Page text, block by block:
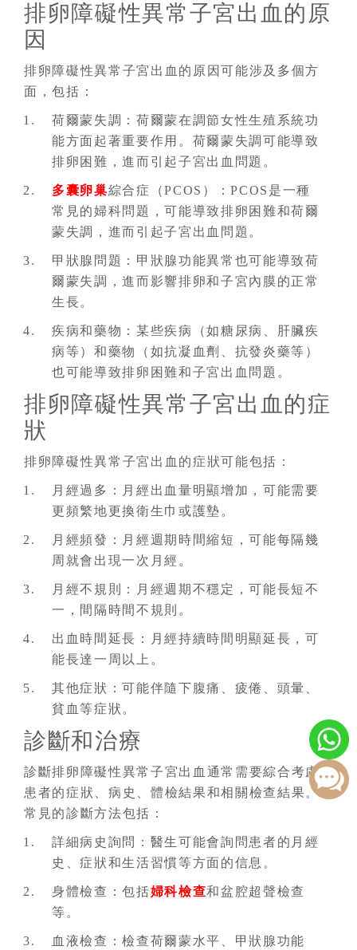
排卵障礙性異常子宮出血的原
因
排卵障礙性異常子宮出血的原因可能涉及多個方
面，包括：
荷爾蒙失調：荷爾蒙在調節女性生殖系統功
能方面起著重要作用。荷爾蒙失調可能導致
排卵困難，進而引起子宮出血問題。
多囊卵巢綜合症（PCOS）：PCOS是一種
常見的婦科問題，可能導致排卵困難和荷爾
蒙失調，進而引起子宮出血問題。
甲狀腺問題：甲狀腺功能異常也可能導致荷
爾蒙失調，進而影響排卵和子宮內膜的正常
生長。
疾病和藥物：某些疾病（如糖尿病、肝臟疾
病等）和藥物（如抗凝血劑、抗發炎藥等）
也可能導致排卵困難和子宮出血問題。
排卵障礙性異常子宮出血的症
狀
排卵障礙性異常子宮出血的症狀可能包括：
月經過多：月經出血量明顯增加，可能需要
更頻繁地更換衛生巾或護墊。
月經頻發：月經週期時間縮短，可能每隔幾
周就會出現一次月經。
月經不規則：月經週期不穩定，可能長短不
一，間隔時間不規則。
出血時間延長：月經持續時間明顯延長，可
能長達一周以上。
其他症狀：可能伴隨下腹痛、疲倦、頭暈、
貧血等症狀。
診斷和治療
診斷排卵障礙性異常子宮出血通常需要綜合考慮
患者的症狀、病史、體檢結果和相關檢查結果。
常見的診斷方法包括：
詳細病史詢問：醫生可能會詢問患者的月經
史、症狀和生活習慣等方面的信息。
身體檢查：包括婦科檢查和盆腔超聲檢查
等。
血液檢查：檢查荷爾蒙水平、甲狀腺功能